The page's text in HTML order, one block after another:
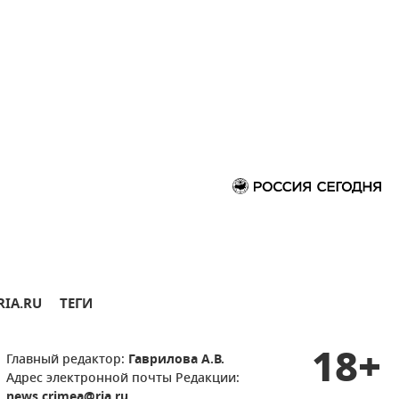
ТЕГИ
Главный редактор: Гаврилова А.В.
Адрес электронной почты Редакции:
18+